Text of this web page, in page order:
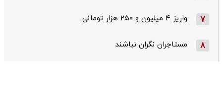
7 واریز ۴ میلیون و ۲۵۰ هزار تومانی
8 مستاجران نگران نباشند